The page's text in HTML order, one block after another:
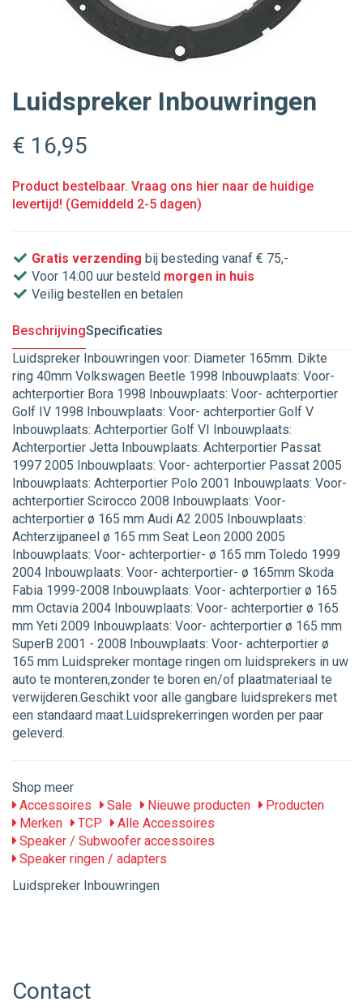
Luidspreker Inbouwringen
€ 16,95
Product bestelbaar. Vraag ons hier naar de huidige
levertijd! (Gemiddeld 2-5 dagen)
Gratis verzending bij besteding vanaf € 75,-
Voor 14:00 uur besteld morgen in huis
Veilig bestellen en betalen
BeschrijvingSpecificaties
Luidspreker Inbouwringen voor: Diameter 165mm. Dikte
ring 40mm Volkswagen Beetle 1998 Inbouwplaats: Voor-
achterportier Bora 1998 Inbouwplaats: Voor- achterportier
Golf IV 1998 Inbouwplaats: Voor- achterportier Golf V
Inbouwplaats: Achterportier Golf VI Inbouwplaats:
Achterportier Jetta Inbouwplaats: Achterportier Passat
1997 2005 Inbouwplaats: Voor- achterportier Passat 2005
Inbouwplaats: Achterportier Polo 2001 Inbouwplaats: Voor-
achterportier Scirocco 2008 Inbouwplaats: Voor-
achterportier ø 165 mm Audi A2 2005 Inbouwplaats:
Achterzijpaneel ø 165 mm Seat Leon 2000 2005
Inbouwplaats: Voor- achterportier- ø 165 mm Toledo 1999
2004 Inbouwplaats: Voor- achterportier- ø 165mm Skoda
Fabia 1999-2008 Inbouwplaats: Voor- achterportier ø 165
mm Octavia 2004 Inbouwplaats: Voor- achterportier ø 165
mm Yeti 2009 Inbouwplaats: Voor- achterportier ø 165 mm
SuperB 2001 - 2008 Inbouwplaats: Voor- achterportier ø
165 mm Luidspreker montage ringen om luidsprekers in uw
auto te monteren,zonder te boren en/of plaatmateriaal te
verwijderen.Geschikt voor alle gangbare luidsprekers met
een standaard maat.Luidsprekerringen worden per paar
geleverd.
Shop meer
Accessoires
Sale Nieuwe producten
Producten
Merken
TCP
Alle Accessoires
Speaker / Subwoofer accessoires
Speaker ringen / adapters
Luidspreker Inbouwringen
Contact